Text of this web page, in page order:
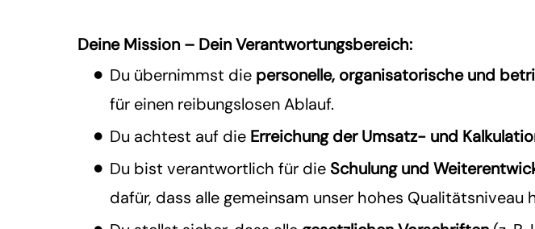
Deine Mission – Dein Verantwortungsbereich:
Du übernimmst die personelle, organisatorische und
für einen reibungslosen Ablauf.
Du achtest auf die Erreichung der Umsatz- und
Du bist verantwortlich für die Schulung und
dafür, dass alle gemeinsam unser hohes Qualitätsniveau